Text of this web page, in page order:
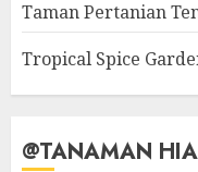
Taman Pertanian
Tropical Spice
@TANAMAN